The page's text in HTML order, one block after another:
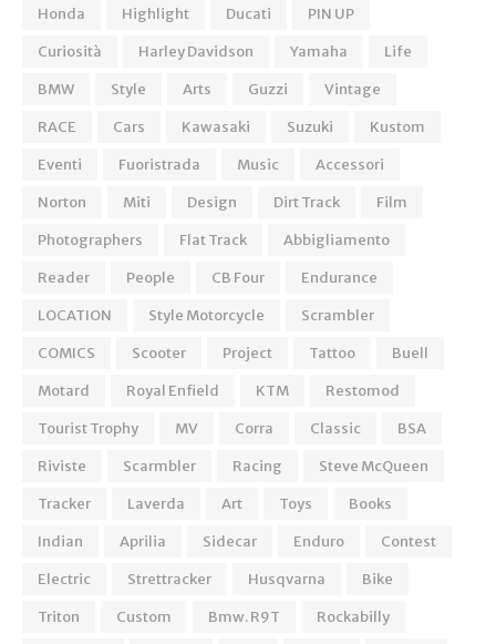
Honda
Highlight Ducati
PIN UP
Curiosità
Harley Davidson Yamaha
Life
BMW
Style Arts Guzzi
Vintage
RACE
Cars Kawasaki Suzuki
Kustom
Eventi
Fuoristrada Music
Accessori
Norton
Miti Design Dirt Track
Film
Photographers
Flat Track
Abbigliamento
Reader
People CB Four
Endurance
LOCATION
Style Motorcycle
Scrambler
COMICS
Scooter Project Tattoo
Buell
Motard
Royal Enfield KTM
Restomod
Tourist Trophy
MV Corra Classic
BSA
Riviste
Scarmbler Racing
Steve McQueen
Tracker
Laverda Art Toys
Books
Indian
Aprilia Sidecar Enduro
Contest
Electric
Strettracker Husqvarna
Bike
Triton
Custom Bmw. R9T
Rockabilly